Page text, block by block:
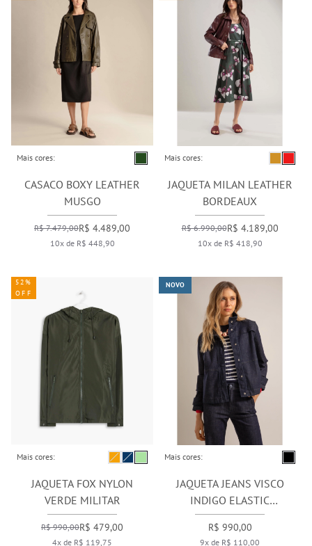
Mais cores:
CASACO BOXY LEATHER
MUSGO
R$ 7.479,00R$ 4.489,00
10x de R$ 448,90
Mais cores:
JAQUETA MILAN LEATHER
BORDEAUX
R$ 6.990,00R$ 4.189,00
10x de R$ 418,90
Mais cores:
JAQUETA FOX NYLON
VERDE MILITAR
R$ 990,00R$ 479,00
4x de R$ 119,75
52%
OFF
Mais cores:
JAQUETA JEANS VISCO
INDIGO ELASTIC
AMACIADO
R$ 990,00
9x de R$ 110,00
NOVO